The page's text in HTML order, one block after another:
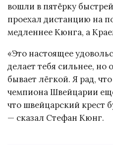
вошли в пятёрку
проехал дистанцию на
медленнее Кюнга, а
«Это настоящее
делает тебя сильнее, но
бывает лёгкой. Я рад,
чемпиона Швейцарии
что швейцарский крест
— сказал Стефан Кюнг.